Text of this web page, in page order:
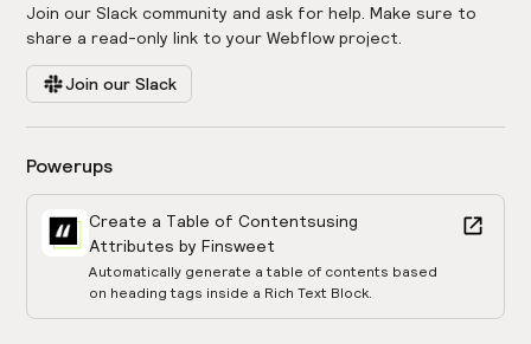
Join our Slack community and ask for help. Make sure to
share a read-only link to your Webflow project.
Join our Slack
Powerups
Create a Table of Contentsusing
Attributes by Finsweet
Automatically generate a table of contents based
on heading tags inside a Rich Text Block.